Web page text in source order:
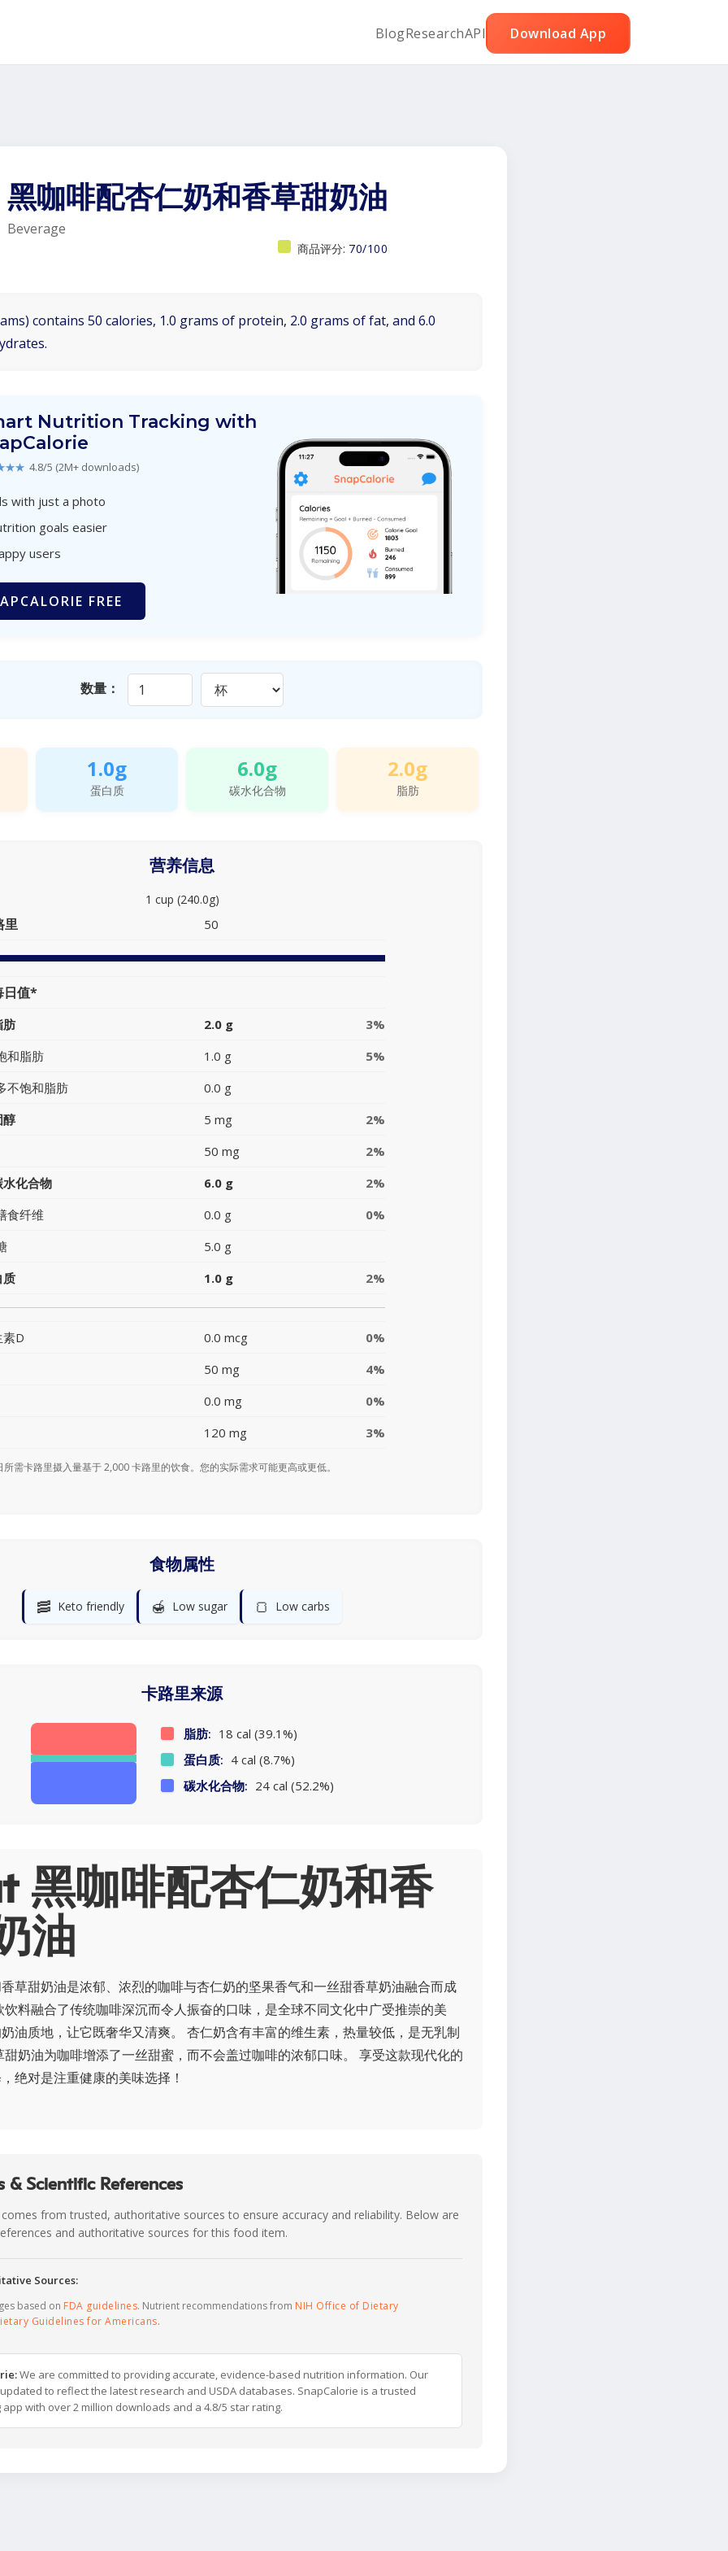
BlogResearchAPI Download App
黑咖啡配杏仁奶和香草甜奶油
Beverage
商品评分: 70/100
contains 50 calories, 1.0 grams of protein, 2.0 grams of fat, and 6.0
Nutrition Tracking with
4.8/5 (2M+ downloads)
with just a photo
goals easier
users
FREE
数量：
1.0g
蛋白质
6.0g
碳水化合物
2.0g
脂肪
营养信息
1 cup (240.0g)
里 50
日值*
肪 2.0 g
3%
和脂肪
1.0 g
5%
不饱和脂肪
0.0 g
醇
5 mg
2%
50 mg
2%
水化合物
6.0 g
2%
食纤维
0.0 g
0%
5.0 g
质
1.0 g 2%
D 0.0 mcg
0%
50 mg
4%
0.0 mg
0%
120 mg
3%
需卡路里摄入量基于 2,000 卡路里的饮食。您的实际需求可能更高或更低。
食物属性
🥓 Keto friendly 🍯 Low sugar 🍞 Low carbs
卡路里来源
脂肪: 18 cal (39.1%)
蛋白质: 4 cal (8.7%)
碳水化合物: 24 cal (52.2%)
黑咖啡配杏仁奶和香
油
草甜奶油是浓郁、浓烈的咖啡与杏仁奶的坚果香气和一丝甜香草奶油融合而成
料融合了传统咖啡深沉而令人振奋的口味，是全球不同文化中广受推崇的美
油质地，让它既奢华又清爽。 杏仁奶含有丰富的维生素，热量较低，是无乳制
奶油为咖啡增添了一丝甜蜜，而不会盖过咖啡的浓郁口味。 享受这款现代化的
绝对是注重健康的美味选择！
& Scientific References
from trusted, authoritative sources to ensure accuracy and reliability. Below are
and authoritative sources for this food item.
Sources:
based on FDA guidelines. Nutrient recommendations from NIH Office of Dietary
Guidelines for Americans.
We are committed to providing accurate, evidence-based nutrition information. Our
to reflect the latest research and USDA databases. SnapCalorie is a trusted
with over 2 million downloads and a 4.8/5 star rating.